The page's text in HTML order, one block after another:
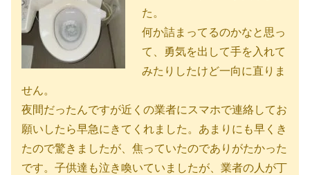
た。
何か詰まってるのかなと思っ
て、勇気を出して手を入れて
みたりしたけど一向に直りま
せん。
夜間だったんですが近くの業者にスマホで連絡してお
願いしたら早急にきてくれました。あまりにも早くき
たので驚きましたが、焦っていたのでありがたかった
です。子供達も泣き喚いていましたが、業者の人が丁